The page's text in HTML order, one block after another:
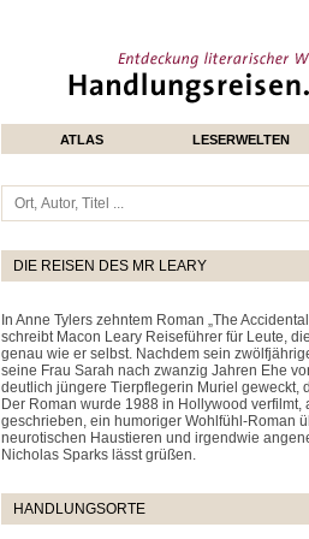
ATLAS LESERWELTEN
DIE REISEN DES MR LEARY
In Anne Tylers zehntem Roman „The
schreibt Macon Leary Reiseführer für Leute,
genau wie er selbst. Nachdem sein
seine Frau Sarah nach zwanzig Jahren Ehe
deutlich jüngere Tierpflegerin Muriel
Der Roman wurde 1988 in Hollywood
geschrieben, ein humoriger Wohlfühl-Roman
neurotischen Haustieren und irgendwie
Nicholas Sparks lässt grüßen.
HANDLUNGSORTE